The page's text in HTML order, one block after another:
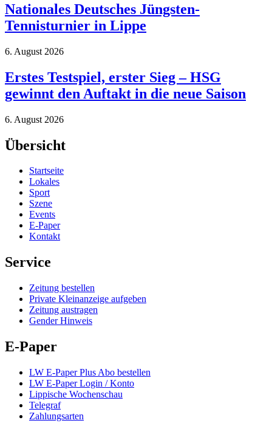
Nationales Deutsches Jüngsten-
Tennisturnier in Lippe
6. August 2026
Erstes Testspiel, erster Sieg – HSG
gewinnt den Auftakt in die neue Saison
6. August 2026
Übersicht
Startseite
Lokales
Sport
Szene
Events
E-Paper
Kontakt
Service
Zeitung bestellen
Private Kleinanzeige aufgeben
Zeitung austragen
Gender Hinweis
E-Paper
LW E-Paper Plus Abo bestellen
LW E-Paper Login / Konto
Lippische Wochenschau
Telegraf
Zahlungsarten